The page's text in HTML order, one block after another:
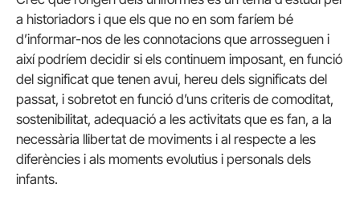
a historiadors i que els que no en som faríem bé
d’informar-nos de les connotacions que arrosseguen i
així podríem decidir si els continuem imposant, en funció
del significat que tenen avui, hereu dels significats del
passat, i sobretot en funció d’uns criteris de comoditat,
sostenibilitat, adequació a les activitats que es fan, a la
necessària llibertat de moviments i al respecte a les
diferències i als moments evolutius i personals dels
infants.